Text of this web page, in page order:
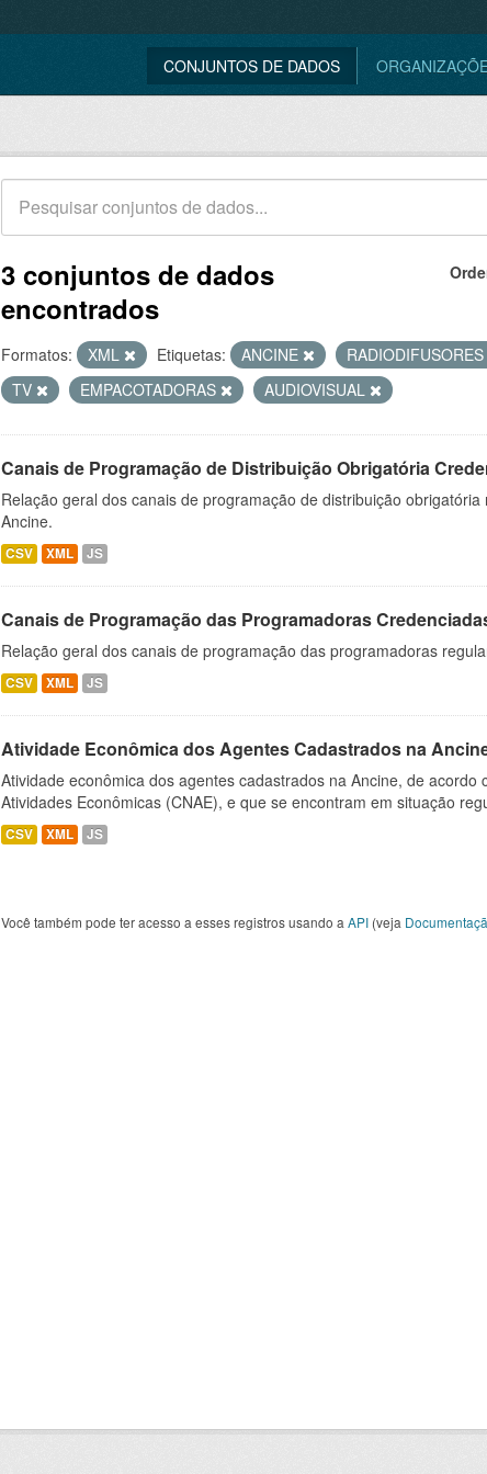
CONJUNTOS DE DADOS
3 conjuntos de dados
encontrados
Formatos: XML Etiquetas: ANCINE RADIODIFUSORES
TV
EMPACOTADORAS AUDIOVISUAL
Canais de Programação de Distribuição Obrigatória
Relação geral dos canais de programação de distribuição
Ancine.
CSV XML JS
Canais de Programação das Programadoras
Relação geral dos canais de programação das programadoras
CSV XML JS
Atividade Econômica dos Agentes Cadastrados na
Atividade econômica dos agentes cadastrados na Ancine, de acordo
Atividades Econômicas (CNAE), e que se encontram em situação
CSV XML JS
Você também pode ter acesso a esses registros usando a API (veja